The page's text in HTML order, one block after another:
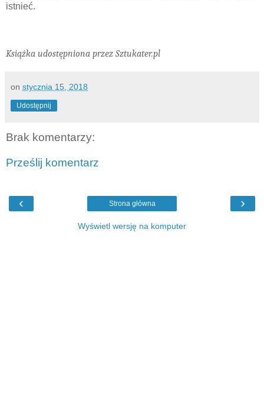
istnieć.
Książka udostępniona przez Sztukater.pl
on stycznia 15, 2018
Udostępnij
Brak komentarzy:
Prześlij komentarz
‹ ›
Strona główna
Wyświetl wersję na komputer